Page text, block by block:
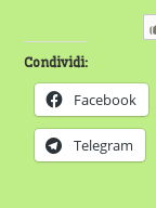
Condividi:
Facebook
Telegram